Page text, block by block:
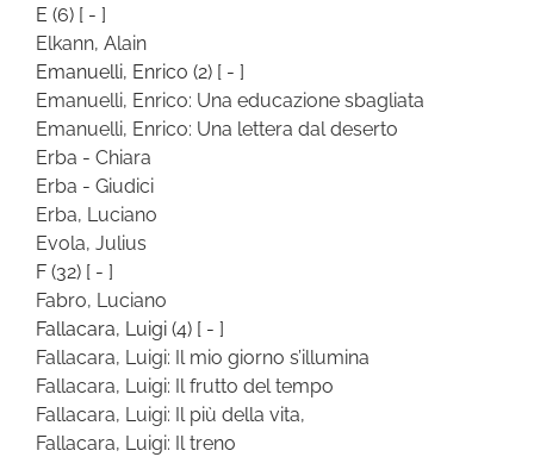
E (6) [ - ]
Elkann, Alain
Emanuelli, Enrico (2) [ - ]
Emanuelli, Enrico: Una educazione sbagliata
Emanuelli, Enrico: Una lettera dal deserto
Erba - Chiara
Erba - Giudici
Erba, Luciano
Evola, Julius
F (32) [ - ]
Fabro, Luciano
Fallacara, Luigi (4) [ - ]
Fallacara, Luigi: Il mio giorno s’illumina
Fallacara, Luigi: Il frutto del tempo
Fallacara, Luigi: Il più della vita,
Fallacara, Luigi: Il treno